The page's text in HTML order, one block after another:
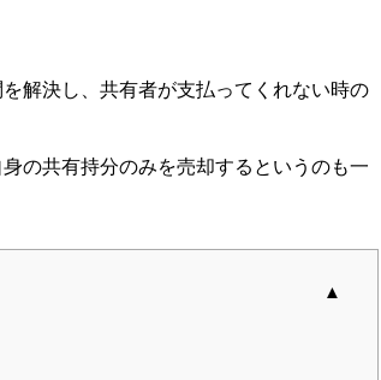
解決し、共有者が支払ってくれない時の
の共有持分のみを売却するというのも一